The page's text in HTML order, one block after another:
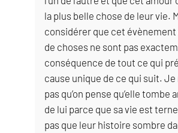
la plus belle chose de leur vie.
considérer que cet
de choses ne sont pas
conséquence de tout ce qui
cause unique de ce qui suit. Je
pas qu’on pense qu’elle tombe
de lui parce que sa vie est
pas que leur histoire sombre